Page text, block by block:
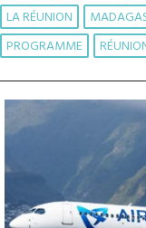
LA RÉUNION
PROGRAMME